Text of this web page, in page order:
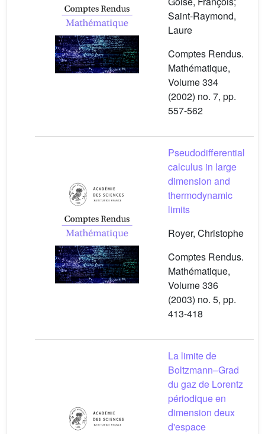
Saint-Raymond,
Laure
Comptes Rendus.
Mathématique,
Volume 334
(2002) no. 7, pp.
557-562
Pseudodifferential
calculus in large
dimension and
thermodynamic
limits
Royer, Christophe
Comptes Rendus.
Mathématique,
Volume 336
(2003) no. 5, pp.
413-418
La limite de
Boltzmann–Grad
du gaz de Lorentz
périodique en
dimension deux
d'espace